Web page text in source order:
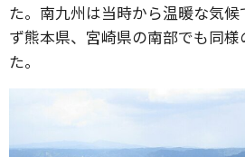
た。南九州は当時から温暖な気
ず熊本県、宮崎県の南部でも同
た。